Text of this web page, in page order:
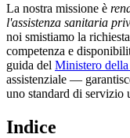
La nostra missione è
l'assistenza sanitaria
noi smistiamo la
competenza e
guida del Ministero della
assistenziale —
uno standard di servizio
Indice